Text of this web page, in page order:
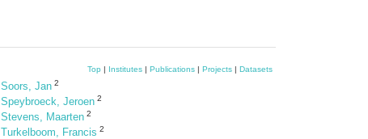
Top | Institutes | Publications | Projects | Datasets
Soors, Jan 2
Speybroeck, Jeroen 2
Stevens, Maarten 2
Turkelboom, Francis 2